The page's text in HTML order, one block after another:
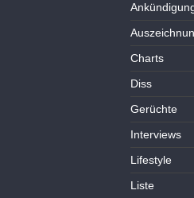
Charts
Diss
Gerüchte
Interviews
Lifestyle
Liste